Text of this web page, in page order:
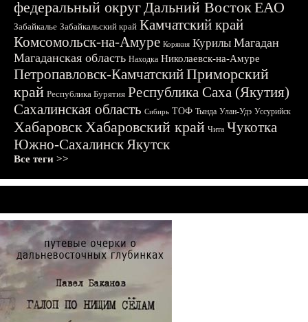
федеральный округДальний ВостокЕАО
Забайкалье Забайкальский край Камчатский край
Комсомольск-на-Амуре Корякия Курилы Магадан
Магаданская область Находка Николаевск-на-Амуре
Петропавловск-КамчатскийПриморский
край Республика Бурятия Республика Саха (Якутия)
Сахалинская область Сибирь ТОФ Тында Улан-Удэ Уссурийск
ХабаровскХабаровский край Чита Чукотка
Южно-СахалинскЯкутск
Все теги >>